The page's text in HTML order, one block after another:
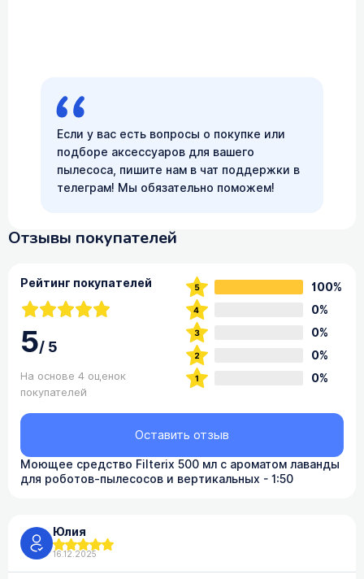
Если у вас есть вопросы о покупке или
подборе аксессуаров для вашего
пылесоса, пишите нам в чат поддержки в
телеграм! Мы обязательно поможем!
Отзывы покупателей
Рейтинг покупателей
5/5
На основе 4 оценок
покупателей
100%
0%
0%
0%
0%
Моющее средство Filterix 500 мл с ароматом лаванды
для роботов-пылесосов и вертикальных - 1:50
Оставить отзыв
Юлия
16.12.2025